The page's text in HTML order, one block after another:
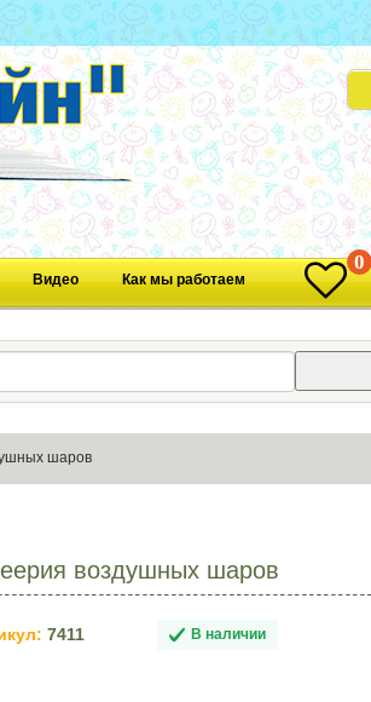
Видео Как мы работаем
0
шаров
воздушных шаров
7411 В наличии